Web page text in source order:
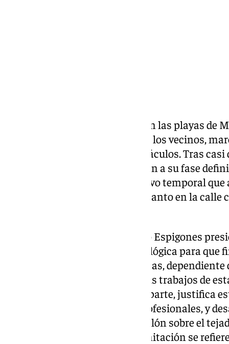
La construcción de espigones en las playas de
muchos años ya presente entre los vecinos,
incumplidas y numerosos obstáculos. Tras casi
proyecto parece acercarse por fin a su fase
lleguen los camiones. Cada nuevo temporal
asunto en el centro del debate, tanto en la calle
Por una parte, la Asociación Pro Espigones
al Ministerio de Transición Ecológica para
acusa a la Demarcación de Costas,
«destrozando» las playas con sus trabajos de
del Gobierno en Málaga, por su parte, justifica
máximo en el criterio de sus profesionales, y
partidista», mientras pone el balón sobre el
cuanto a las demoras de la tramitación se